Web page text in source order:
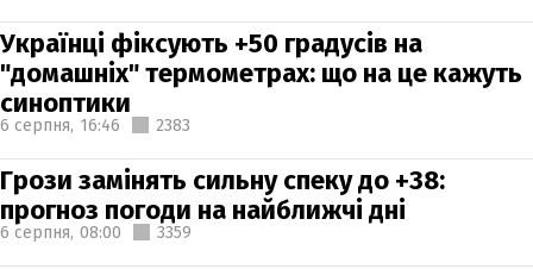
Українці фіксують +50 градусів на
"домашніх" термометрах: що на це кажуть
синоптики
6 серпня, 16:46 2383
Грози замінять сильну спеку до +38:
прогноз погоди на найближчі дні
6 серпня, 08:00 3359